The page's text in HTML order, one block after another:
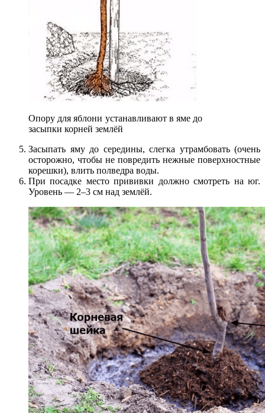
Опору для яблони устанавливают в яме до
засыпки корней землёй
Засыпать яму до середины, слегка утрамбовать (очень
осторожно, чтобы не повредить нежные поверхностные
корешки), влить полведра воды.
При посадке место прививки должно смотреть на юг.
Уровень — 2–3 см над землёй.